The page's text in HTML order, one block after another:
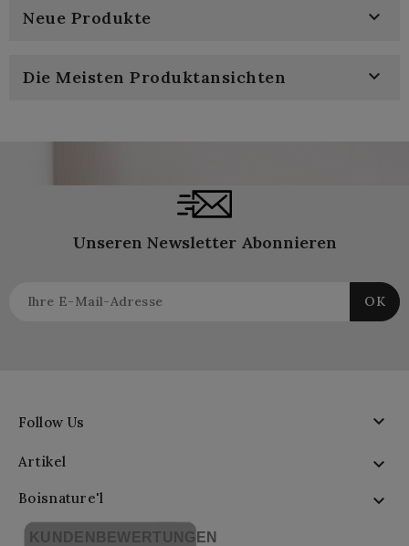
Neue Produkte 
Die Meisten Produktansichten 
Unseren Newsletter Abonnieren
Follow Us 
Artikel 
Boisnature'l 
KUNDENBEWERTUNGEN